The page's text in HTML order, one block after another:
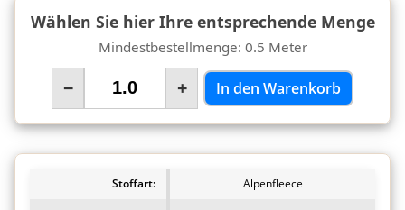
Wählen Sie hier Ihre entsprechende Menge
Mindestbestellmenge: 0.5 Meter
− + In den Warenkorb
Stoffart:
Alpenfleece